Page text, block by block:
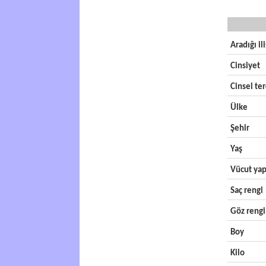
Aradığı
Cinsiyet
Cinsel
Ülke
Şehir
Yaş
Vücut
Saç rengi
Göz rengi
Boy
Kilo